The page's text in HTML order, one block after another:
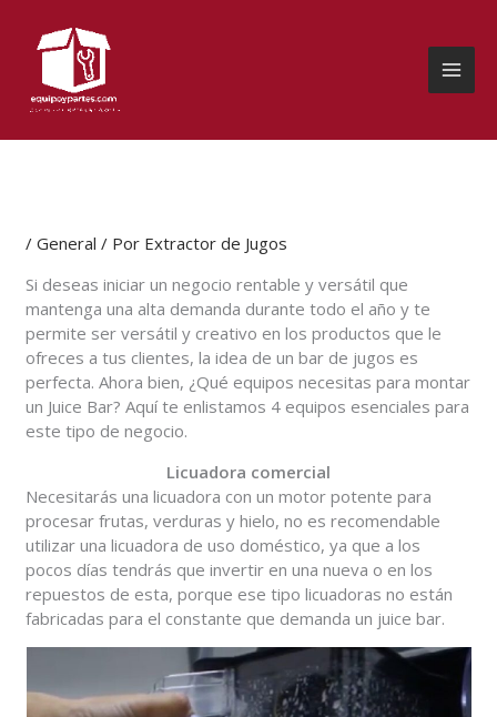
contenido
/General / Por Extractor de Jugos
Si deseas iniciar un negocio rentable y versátil que
mantenga una alta demanda durante todo el año y te
permite ser versátil y creativo en los productos que le
ofreces a tus clientes, la idea de un bar de jugos es
perfecta. Ahora bien, ¿Qué equipos necesitas para montar
un Juice Bar? Aquí te enlistamos 4 equipos esenciales para
este tipo de negocio.
Licuadora comercial
Necesitarás una licuadora con un motor potente para
procesar frutas, verduras y hielo, no es recomendable
utilizar una licuadora de uso doméstico, ya que a los
pocos días tendrás que invertir en una nueva o en los
repuestos de esta, porque ese tipo licuadoras no están
fabricadas para el constante que demanda un juice bar.